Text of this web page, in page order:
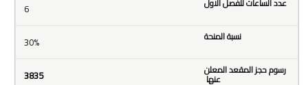
6
30%
3835